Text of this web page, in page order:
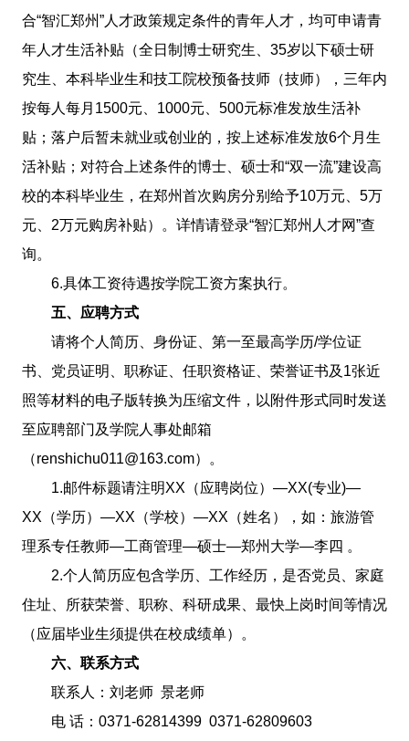
合“智汇郑州”人才政策规定条件的青年人才，均可申请青
年人才生活补贴（全日制博士研究生、35岁以下硕士研
究生、本科毕业生和技工院校预备技师（技师），三年内
按每人每月1500元、1000元、500元标准发放生活补
贴；落户后暂未就业或创业的，按上述标准发放6个月生
活补贴；对符合上述条件的博士、硕士和“双一流”建设高
校的本科毕业生，在郑州首次购房分别给予10万元、5万
元、2万元购房补贴）。详情请登录“智汇郑州人才网”查
询。
6.具体工资待遇按学院工资方案执行。
五、应聘方式
请将个人简历、身份证、第一至最高学历/学位证
书、党员证明、职称证、任职资格证、荣誉证书及1张近
照等材料的电子版转换为压缩文件，以附件形式同时发送
至应聘部门及学院人事处邮箱
（renshichu011@163.com）。
1.邮件标题请注明XX（应聘岗位）—XX(专业)—
XX（学历）—XX（学校）—XX（姓名），如：旅游管
理系专任教师—工商管理—硕士—郑州大学—李四 。
2.个人简历应包含学历、工作经历，是否党员、家庭
住址、所获荣誉、职称、科研成果、最快上岗时间等情况
（应届毕业生须提供在校成绩单）。
六、联系方式
联系人：刘老师 景老师
电 话：0371-62814399 0371-62809603